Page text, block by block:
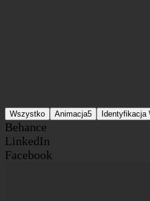
Wszystko Animacja5 Identyfikacja
Behance
LinkedIn
Facebook